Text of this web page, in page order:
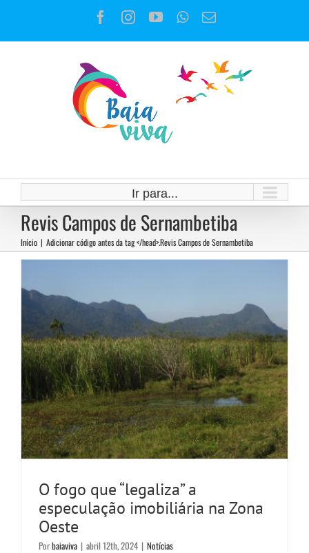
o
Facebook
Instagram
YouTubeWhatsApp
E-
Ir para...
Revis Campos de Sernambetiba
Início | Adicionar código antes da tag </head>.Revis Campos de Sernambetiba
O fogo que “legaliza” a
Oeste
Notícias
O fogo que “legaliza” a
especulação imobiliária na Zona
Oeste
Porbaiaviva | abril 12th, 2024 | Notícias